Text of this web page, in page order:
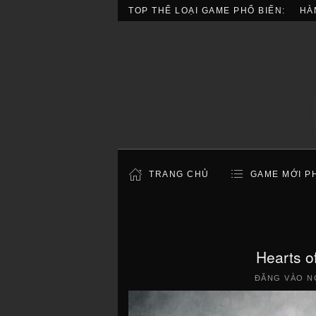
TOP THỂ LOẠI GAME PHỔ BIẾN:
TRANG CHỦ GAME MỚI
Hearts
ĐĂNG VÀO